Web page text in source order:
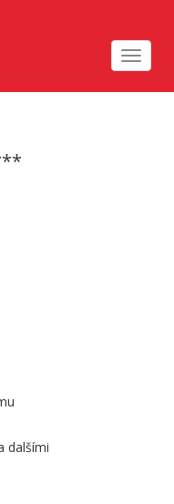
Toggle
dalšími